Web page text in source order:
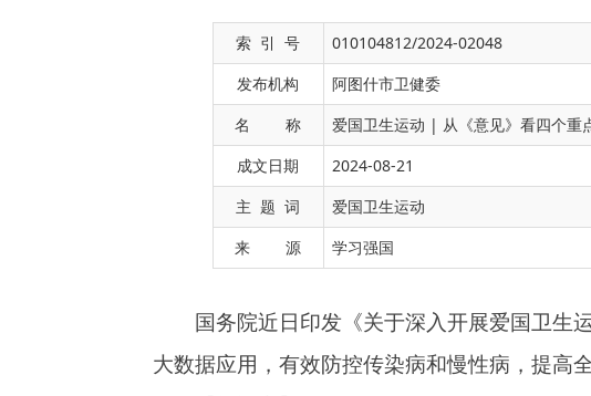
索 引 号
010104812/2024-02048
发布机构
阿图什市卫健委
名 称
爱国卫生运动 | 从《意见》看四个重
成文日期
2024-08-21
主 题 词
爱国卫生运动
来 源
学习强国
国务院近日印发《关于深入开展爱国卫生运动的意见
大数据应用，有效防控传染病和慢性病，提高全民健康水平
【知识点】
于深入开展爱国卫生运动的意见》明确，通过深入开展爱
明健康、绿色环保的生活方式广泛普及，卫生城镇覆盖率